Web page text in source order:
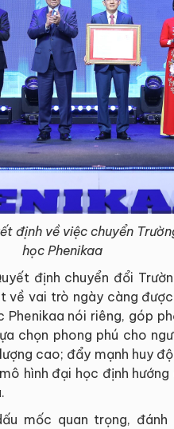
định về việc chuyển
học Phenikaa
định chuyển đổi
về vai trò ngày càng
nói riêng, góp
chọn phong phú cho
cao; đẩy mạnh huy
hình đại học định
mốc quan trọng,